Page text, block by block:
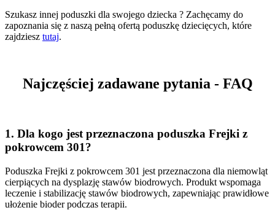
Szukasz innej poduszki dla swojego dziecka ? Zachęcamy do
zapoznania się z naszą pełną ofertą poduszkę dziecięcych, które
zajdziesz tutaj.
Najczęściej zadawane pytania - FAQ
1. Dla kogo jest przeznaczona poduszka Frejki z
pokrowcem 301?
Poduszka Frejki z pokrowcem 301 jest przeznaczona dla niemowląt
cierpiących na dysplazję stawów biodrowych. Produkt wspomaga
leczenie i stabilizację stawów biodrowych, zapewniając prawidłowe
ułożenie bioder podczas terapii.